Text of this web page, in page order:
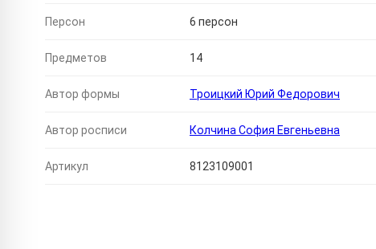
Персон 6 персон
Предметов 14
Автор формы Троицкий Юрий Федорович
Автор росписи Колчина София Евгеньевна
Артикул 8123109001